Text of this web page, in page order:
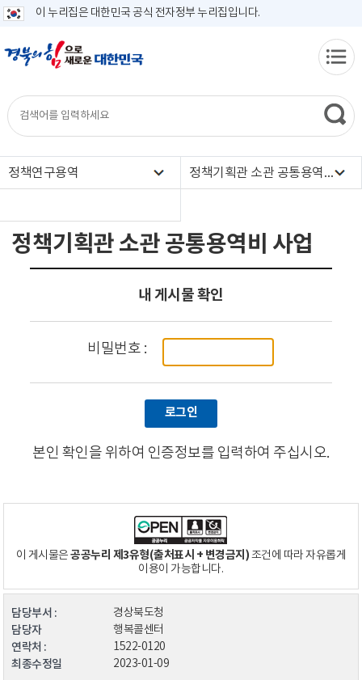
이 누리집은 대한민국 공식 전자정부 누리집입니다.
정책연구용역 정책기획관 소관 공통용역비 사업
정책기획관 소관 공통용역비 사업
내 게시물 확인
비밀번호 :
로그인
본인 확인을 위하여 인증정보를 입력하여 주십시오.
이 게시물은공공누리 제3유형(출처표시 + 변경금지)조건에 따라 자유롭게
이용이 가능합니다.
담당부서 : 경상북도청
담당자 행복콜센터
연락처 : 1522-0120
최종수정일 2023-01-09